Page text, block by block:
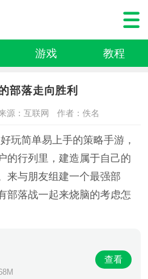
游戏 教程
部落走向胜利
源：互联网 作者：佚名
玩简单易上手的策略手游，
的行列里，建造属于自己的
来与朋友组建一个最强部
部落战一起来烧脑的考虑怎
查看